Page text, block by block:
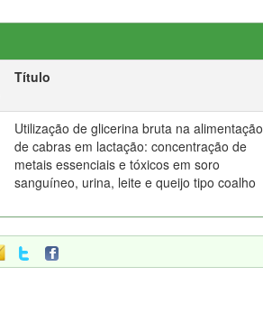
Título
Utilização de glicerina bruta na alimentação
de cabras em lactação: concentração de
metais essenciais e tóxicos em soro
sanguíneo, urina, leite e queijo tipo coalho